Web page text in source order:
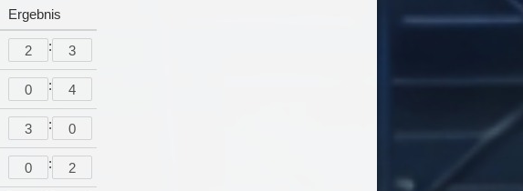
Ergebnis
:
:
:
: